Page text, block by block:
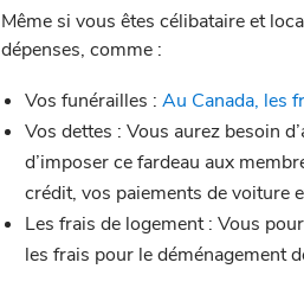
Même si vous êtes célibataire et
dépenses, comme :
Vos funérailles : Au Canada, les
Vos dettes : Vous aurez besoin
d’imposer ce fardeau aux
crédit, vos paiements de voiture
Les frais de logement : Vous
les frais pour le déménagement